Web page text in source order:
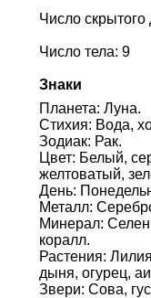
Число скрытого
Число тела: 9
Знаки
Планета: Луна.
Стихия: Вода,
Зодиак: Рак.
Цвет: Белый,
желтоватый,
День:
Металл:
Минерал:
коралл.
Растения:
дыня, огурец,
Звери: Сова,